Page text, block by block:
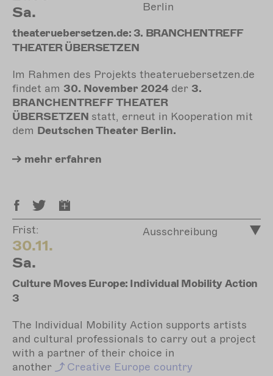
Sa.
Berlin
theateruebersetzen.de: 3. BRANCHENTREFF
THEATER ÜBERSETZEN
Im Rahmen des Projekts theateruebersetzen.de
findet am 30. November 2024 der 3.
BRANCHENTREFF THEATER
ÜBERSETZEN statt, erneut in Kooperation mit
dem Deutschen Theater Berlin.
mehr erfahren
Frist:
30.11.
Sa.
Ausschreibung
Culture Moves Europe: Individual Mobility Action
3
The Individual Mobility Action supports artists
and cultural professionals to carry out a project
with a partner of their choice in
another
Creative Europe country